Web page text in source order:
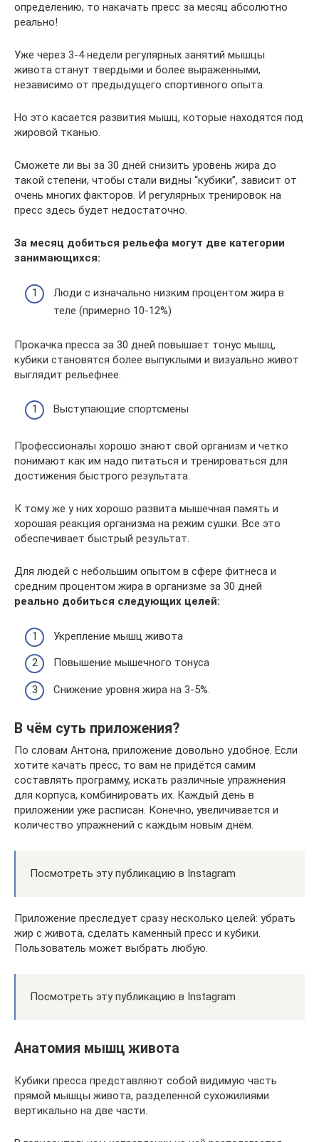
определению, то накачать пресс за месяц абсолютно
реально!
Уже через 3-4 недели регулярных занятий мышцы
живота станут твердыми и более выраженными,
независимо от предыдущего спортивного опыта.
Но это касается развития мышц, которые находятся под
жировой тканью.
Сможете ли вы за 30 дней снизить уровень жира до
такой степени, чтобы стали видны “кубики”, зависит от
очень многих факторов. И регулярных тренировок на
пресс здесь будет недостаточно.
За месяц добиться рельефа могут две категории
занимающихся:
Люди с изначально низким процентом жира в
теле (примерно 10-12%)
Прокачка пресса за 30 дней повышает тонус мышц,
кубики становятся более выпуклыми и визуально живот
выглядит рельефнее.
Выступающие спортсмены
Профессионалы хорошо знают свой организм и четко
понимают как им надо питаться и тренироваться для
достижения быстрого результата.
К тому же у них хорошо развита мышечная память и
хорошая реакция организма на режим сушки. Все это
обеспечивает быстрый результат.
Для людей с небольшим опытом в сфере фитнеса и
средним процентом жира в организме за 30 дней
реально добиться следующих целей:
Укрепление мышц живота
Повышение мышечного тонуса
Снижение уровня жира на 3-5%.
В чём суть приложения?
По словам Антона, приложение довольно удобное. Если
хотите качать пресс, то вам не придётся самим
составлять программу, искать различные упражнения
для корпуса, комбинировать их. Каждый день в
приложении уже расписан. Конечно, увеличивается и
количество упражнений с каждым новым днём.
Посмотреть эту публикацию в Instagram
Приложение преследует сразу несколько целей: убрать
жир с живота, сделать каменный пресс и кубики.
Пользователь может выбрать любую.
Посмотреть эту публикацию в Instagram
Анатомия мышц живота
Кубики пресса представляют собой видимую часть
прямой мышцы живота, разделенной сухожилиями
вертикально на две части.